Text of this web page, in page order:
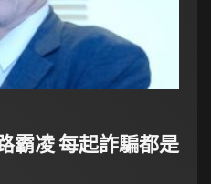
霸凌 每起詐騙都是